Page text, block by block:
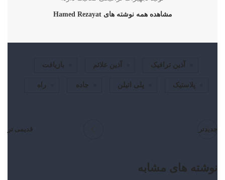
مشاهده همه نوشته های Hamed Rezayat
آذین ترافیک آذین علائم بازیافت
پلاستیک پلی اتیلن جاده راه
جدیدتر قدیمی تر
نوشته های مشابه